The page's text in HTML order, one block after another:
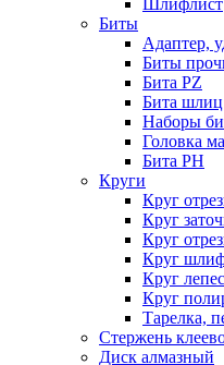
Шлифлист
Биты
Адаптер,
Биты
Бита PZ
Бита шлиц
Наборы
Головка
Бита PH
Круги
Круг
Круг
Круг
Круг
Круг
Круг
Тарелка,
Стержень
Диск алмазный